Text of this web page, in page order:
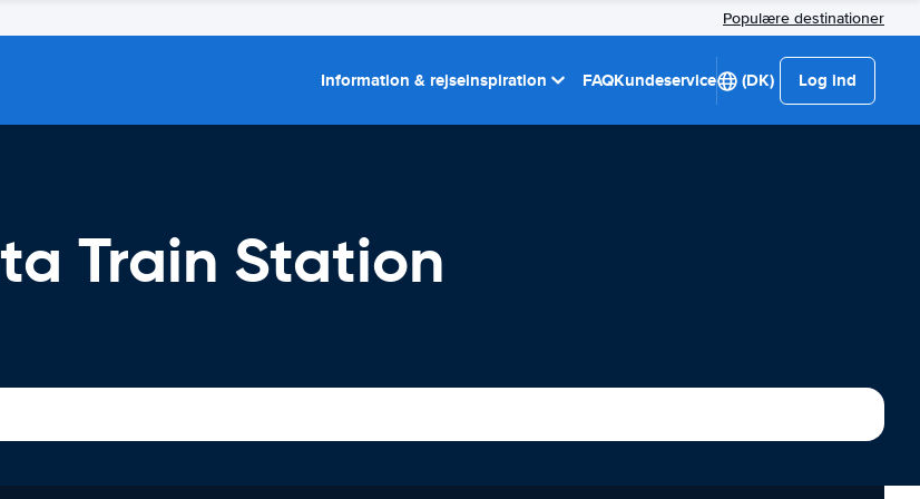
Populære destinationer
Information & rejseinspiration FAQKundeservice (DK) Log ind
Train Station